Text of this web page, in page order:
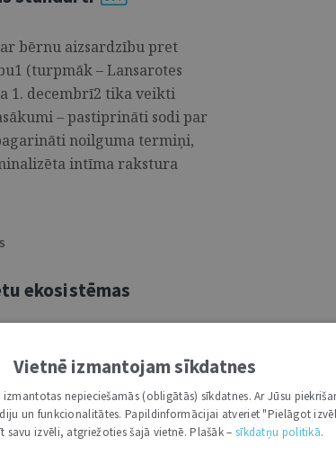
bērnu aizsardzību pret
(turpmāk – Lansarotes
1. decembrī2 tika veikti
– pastiprināti sodi par
noilguma termiņi,
intīma rakstura
ekosistēmas
gados ir būtiski
Publiskajā telpā
tuvākajā laikā varētu
pēc juridiskajiem
Vietnē izmantojam sīkdatnes
nepieciešamās (obligātās) sīkdatnes. Ar Jūsu
un funkcionalitātes. Papildinformācijai atveriet "Pielāgot
savu izvēli, atgriežoties šajā vietnē. Plašāk – sīkdatņu politikā.